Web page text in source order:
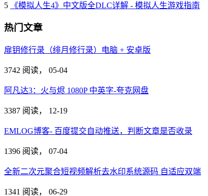
5
《模拟人生4》中文版全DLC详解 - 模拟人生游戏指南
热门文章
扉钥修行录（绯月修行录）电脑 + 安卓版
3742 阅读， 05-04
阿凡达3：火与烬 1080P 中英字-夸克网盘
3387 阅读， 12-19
EMLOG博客- 百度提交自动推送，判断文章是否收录
1396 阅读， 07-04
全新二次元聚合短视频解析去水印系统源码 自适应双端
1341 阅读， 06-29